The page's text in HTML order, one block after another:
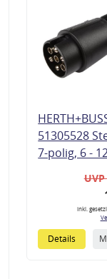
51305528
7-polig, 6 -
inkl.
Details